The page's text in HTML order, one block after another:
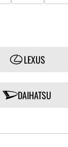
LEXUS
DAIHATSU